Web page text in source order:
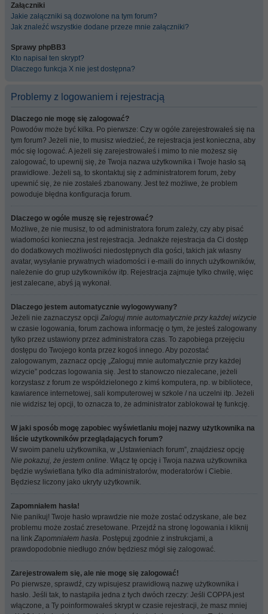
Załączniki
Jakie załączniki są dozwolone na tym forum?
Jak znaleźć wszystkie dodane przeze mnie załączniki?
Sprawy phpBB3
Kto napisał ten skrypt?
Dlaczego funkcja X nie jest dostępna?
Problemy z logowaniem i rejestracją
Dlaczego nie mogę się zalogować?
Powodów może być kilka. Po pierwsze: Czy w ogóle zarejestrowałeś się na
tym forum? Jeżeli nie, to musisz wiedzieć, że rejestracja jest konieczna, aby
móc się logować. A jeżeli się zarejestrowałeś i mimo to nie możesz się
zalogować, to upewnij się, że Twoja nazwa użytkownika i Twoje hasło są
prawidłowe. Jeżeli są, to skontaktuj się z administratorem forum, żeby
upewnić się, że nie zostałeś zbanowany. Jest też możliwe, że problem
powoduje błędna konfiguracja forum.
Dlaczego w ogóle muszę się rejestrować?
Możliwe, że nie musisz, to od administratora forum zależy, czy aby pisać
wiadomości konieczna jest rejestracja. Jednakże rejestracja da Ci dostęp
do dodatkowych możliwości niedostępnych dla gości, takich jak własny
avatar, wysyłanie prywatnych wiadomości i e-maili do innych użytkowników,
należenie do grup użytkowników itp. Rejestracja zajmuje tylko chwilę, więc
jest zalecane, abyś ją wykonał.
Dlaczego jestem automatycznie wylogowywany?
Jeżeli nie zaznaczysz opcji Zaloguj mnie automatycznie przy każdej wizycie
w czasie logowania, forum zachowa informację o tym, że jesteś zalogowany
tylko przez ustawiony przez administratora czas. To zapobiega przejęciu
dostępu do Twojego konta przez kogoś innego. Aby pozostać
zalogowanym, zaznacz opcję „Zaloguj mnie automatycznie przy każdej
wizycie” podczas logowania się. Jest to stanowczo niezalecane, jeżeli
korzystasz z forum ze współdzielonego z kimś komputera, np. w bibliotece,
kawiarence internetowej, sali komputerowej w szkole / na uczelni itp. Jeżeli
nie widzisz tej opcji, to oznacza to, że administrator zablokował tę funkcję.
W jaki sposób mogę zapobiec wyświetlaniu mojej nazwy użytkownika na
liście użytkowników przeglądających forum?
W swoim panelu użytkownika, w „Ustawieniach forum”, znajdziesz opcję
Nie pokazuj, że jestem online. Włącz tę opcję i Twoja nazwa użytkownika
będzie wyświetlana tylko dla administratorów, moderatorów i Ciebie.
Będziesz liczony jako ukryty użytkownik.
Zapomniałem hasła!
Nie panikuj! Twoje hasło wprawdzie nie może zostać odzyskane, ale bez
problemu może zostać zresetowane. Przejdź na stronę logowania i kliknij
na link Zapomniałem hasła. Postępuj zgodnie z instrukcjami, a
prawdopodobnie niedługo znów będziesz mógł się zalogować.
Zarejestrowałem się, ale nie mogę się zalogować!
Po pierwsze, sprawdź, czy wpisujesz prawidłową nazwę użytkownika i
hasło. Jeśli tak, to nastąpiła jedna z tych dwóch rzeczy: Jeśli COPPA jest
włączone, a Ty poinformowałeś skrypt w czasie rejestracji, że masz mniej